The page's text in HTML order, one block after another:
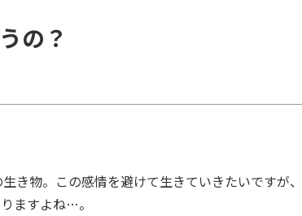
の？
き物。この感情を避けて生きていきたいですが、
ますよね…。